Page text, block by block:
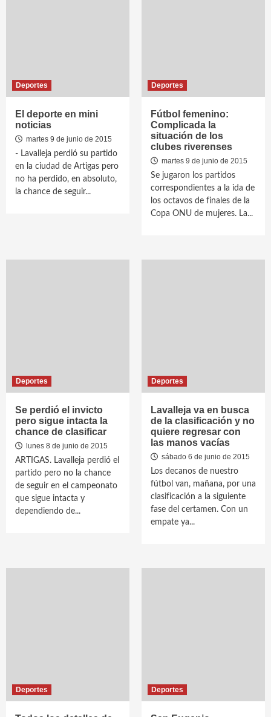
Deportes
El deporte en mini
noticias
martes 9 de junio de 2015
- Lavalleja perdió su partido
en la ciudad de Artigas pero
no ha perdido, en absoluto,
la chance de seguir...
Deportes
Fútbol femenino:
Complicada la
situación de los
clubes riverenses
martes 9 de junio de 2015
Se jugaron los partidos
correspondientes a la ida de
los octavos de finales de la
Copa ONU de mujeres. La...
Deportes
Se perdió el invicto
pero sigue intacta la
chance de clasificar
lunes 8 de junio de 2015
ARTIGAS. Lavalleja perdió el
partido pero no la chance
de seguir en el campeonato
que sigue intacta y
dependiendo de...
Deportes
Lavalleja va en busca
de la clasificación y no
quiere regresar con
las manos vacías
sábado 6 de junio de 2015
Los decanos de nuestro
fútbol van, mañana, por una
clasificación a la siguiente
fase del certamen. Con un
empate ya...
Deportes Deportes